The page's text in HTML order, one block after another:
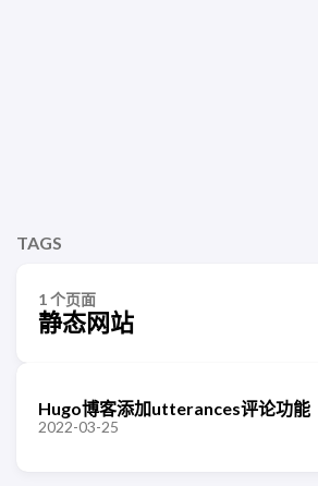
TAGS
1 个页面
静态网站
Hugo博客添加utterances评论功能
2022-03-25